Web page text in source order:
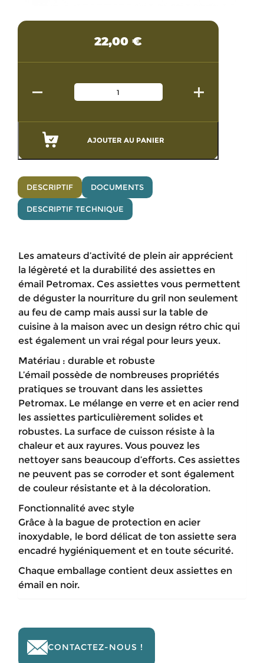
AJOUTER AU PANIER
22,00€
DESCRIPTIF DOCUMENTS
DESCRIPTIF TECHNIQUE
Les amateurs d’activité de plein air apprécient
la légèreté et la durabilité des assiettes en
émail Petromax. Ces assiettes vous permettent
de déguster la nourriture du gril non seulement
au feu de camp mais aussi sur la table de
cuisine à la maison avec un design rétro chic qui
est également un vrai régal pour leurs yeux.
Matériau : durable et robuste
L’émail possède de nombreuses propriétés
pratiques se trouvant dans les assiettes
Petromax. Le mélange en verre et en acier rend
les assiettes particulièrement solides et
robustes. La surface de cuisson résiste à la
chaleur et aux rayures. Vous pouvez les
nettoyer sans beaucoup d’efforts. Ces assiettes
ne peuvent pas se corroder et sont également
de couleur résistante et à la décoloration.
Fonctionnalité avec style
Grâce à la bague de protection en acier
inoxydable, le bord délicat de ton assiette sera
encadré hygiéniquement et en toute sécurité.
Chaque emballage contient deux assiettes en
émail en noir.
CONTACTEZ-NOUS !